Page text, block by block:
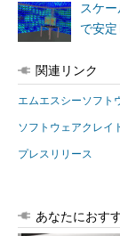
スケ
で安
関連リンク
エムエスシーソフト
ソフトウェアクレイ
プレスリリース
あなたにおす